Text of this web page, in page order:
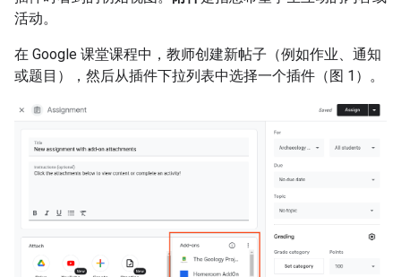
活动。
在 Google 课堂课程中，教师创建新帖子（例如作业、通知
或题目），然后从插件下拉列表中选择一个插件（图 1）。